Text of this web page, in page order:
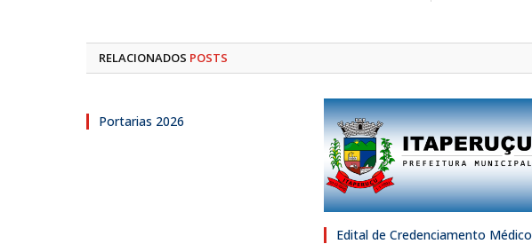
RELACIONADOS POSTS
Portarias 2026
Edital de Credenciamento Médico